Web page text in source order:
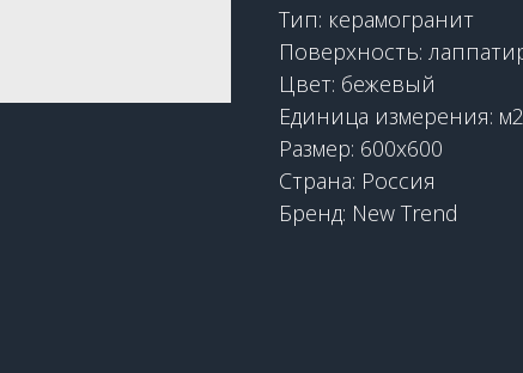
Тип: керамогранит
Поверхность:
Цвет: бежевый
Единица измерения: м2
Размер: 600x600
Страна: Россия
Бренд: New Trend